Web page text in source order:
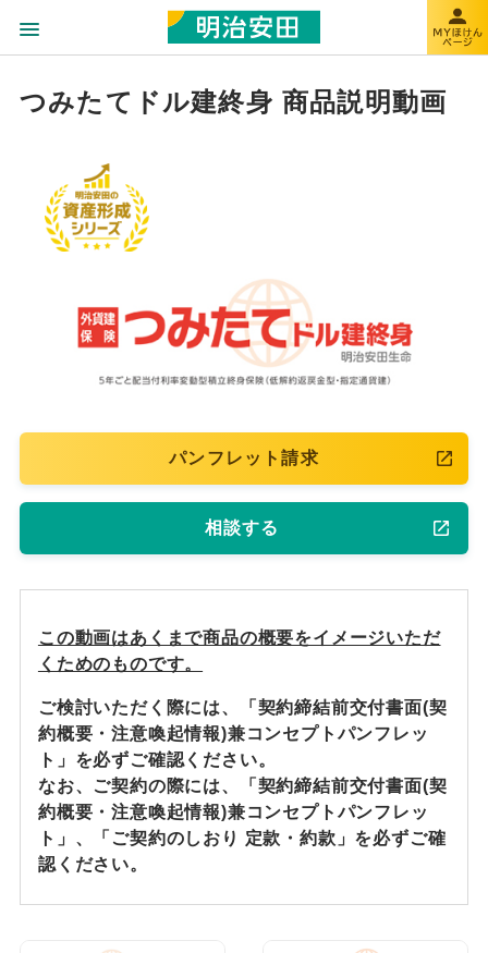
つみたてドル建終身 商品説明動画
パンフレット請求
相談する
この動画はあくまで商品の概要をイメージいただ
くためのものです。
ご検討いただく際には、「契約締結前交付書面(契
約概要・注意喚起情報)兼コンセプトパンフレッ
ト」を必ずご確認ください。
なお、ご契約の際には、「契約締結前交付書面(契
約概要・注意喚起情報)兼コンセプトパンフレッ
ト」、「ご契約のしおり 定款・約款」を必ずご確
認ください。